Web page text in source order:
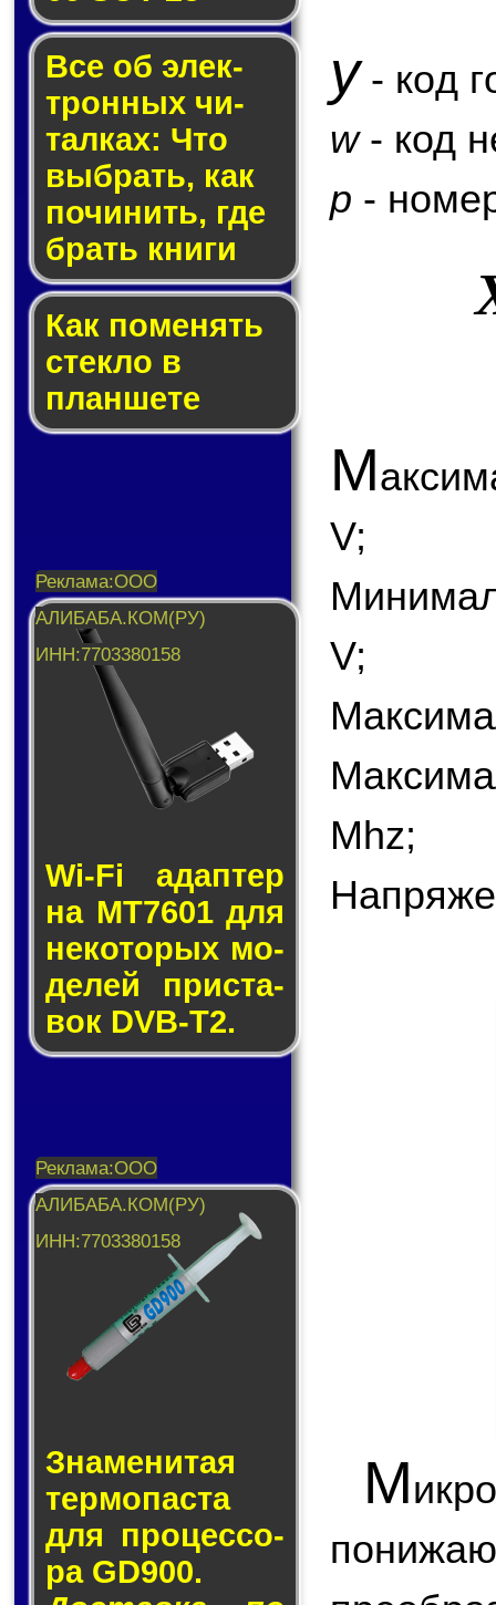
Все об элек­
трон­ных чи­
тал­ках: Что
выб­рать, как
по­чи­нить, где
брать кни­ги
Как по­ме­нять
стек­ло в
планшете
Wi-Fi адап­тер
на MT7601 для
не­ко­то­рых мо­
де­лей прис­та­
вок DVB-T2.
Знаменитая
тер­мо­пас­та
для про­цес­со­
ра GD900.
y- код
w- код
p -
М
V;
V;
Mhz;
М